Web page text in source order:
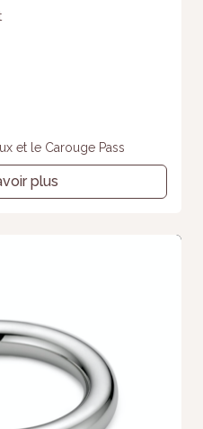
et le Carouge Pass
plus